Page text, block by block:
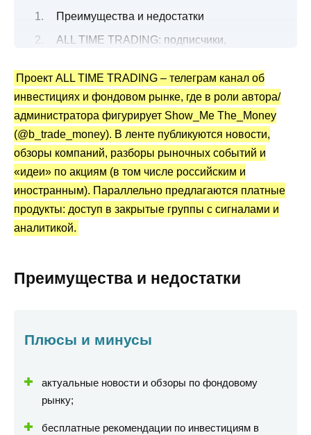
Преимущества и недостатки
ALL TIME TRADING: подписчики,
Контент в открытом доступе: что
публикуют?
Платные подписки: форматы и цены
Статистика и отчеты: в чем главная
проблема
Отзывы и репутационный фон ALL TIME
TRADING
На что обратить внимание перед
Вывод по обзору
Проект ALL TIME TRADING – телеграм канал об
инвестициях и фондовом рынке, где в роли автора/
администратора фигурирует Show_Me The_Money
(@b_trade_money). В ленте публикуются новости,
обзоры компаний, разборы рыночных событий и
«идеи» по акциям (в том числе российским и
иностранным). Параллельно предлагаются платные
продукты: доступ в закрытые группы с сигналами и
аналитикой.
Преимущества и недостатки
Плюсы и минусы
актуальные новости и обзоры по фондовому
рынку;
бесплатные рекомендации по инвестициям в